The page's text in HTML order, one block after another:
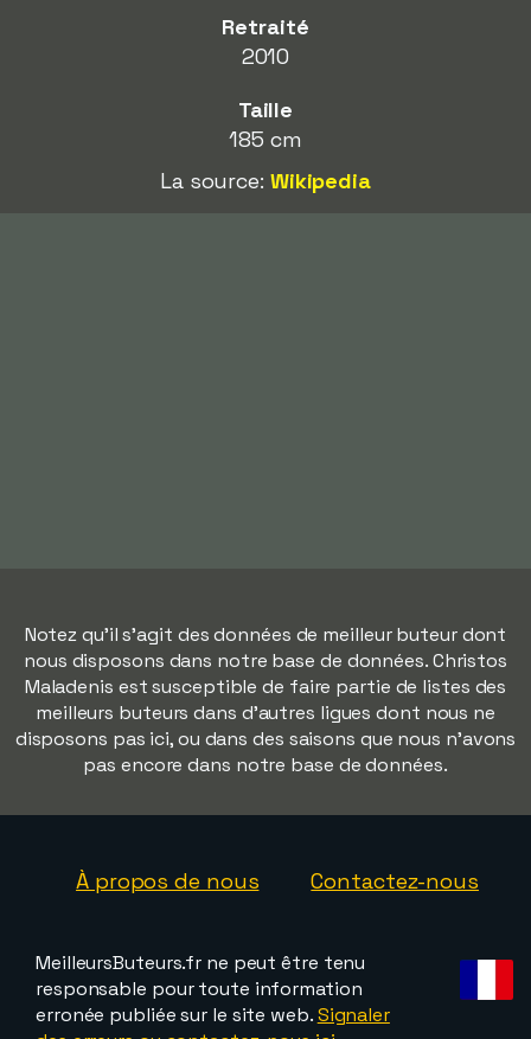
Retraité
2010
Taille
185 cm
La source: Wikipedia
Notez qu'il s'agit des données de meilleur buteur dont
nous disposons dans notre base de données. Christos
Maladenis est susceptible de faire partie de listes des
meilleurs buteurs dans d'autres ligues dont nous ne
disposons pas ici, ou dans des saisons que nous n'avons
pas encore dans notre base de données.
À propos de nous Contactez-nous
MeilleursButeurs.fr ne peut être tenu
responsable pour toute information
erronée publiée sur le site web.Signaler